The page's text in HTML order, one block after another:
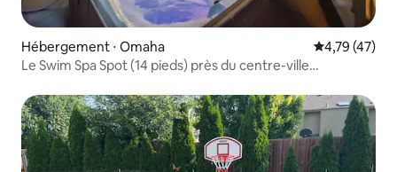
Hébergement ⋅ Omaha Évaluation
4,79 (47)
Le Swim Spa Spot (14 pieds) près du centre-ville